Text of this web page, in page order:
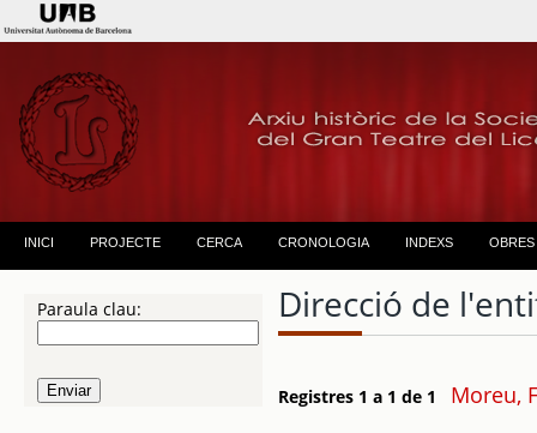
INICI PROJECTE CERCA CRONOLOGIA INDEXS OBRES
Paraula clau: Direcció de
Registres 1 a 1 de 1 Moreu,